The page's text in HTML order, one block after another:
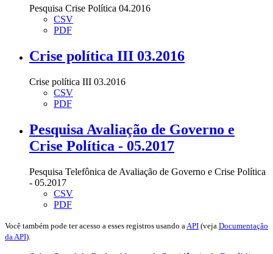
Pesquisa Crise Política 04.2016
CSV
PDF
Crise política III 03.2016
Crise política III 03.2016
CSV
PDF
Pesquisa Avaliação de Governo e
Crise Política - 05.2017
Pesquisa Telefônica de Avaliação de Governo e Crise Política
- 05.2017
CSV
PDF
Você também pode ter acesso a esses registros usando a API (veja Documentação
da API).